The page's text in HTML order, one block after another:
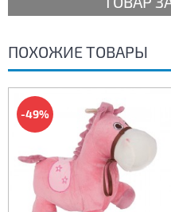
ПОХОЖИЕ ТОВАРЫ
-49%